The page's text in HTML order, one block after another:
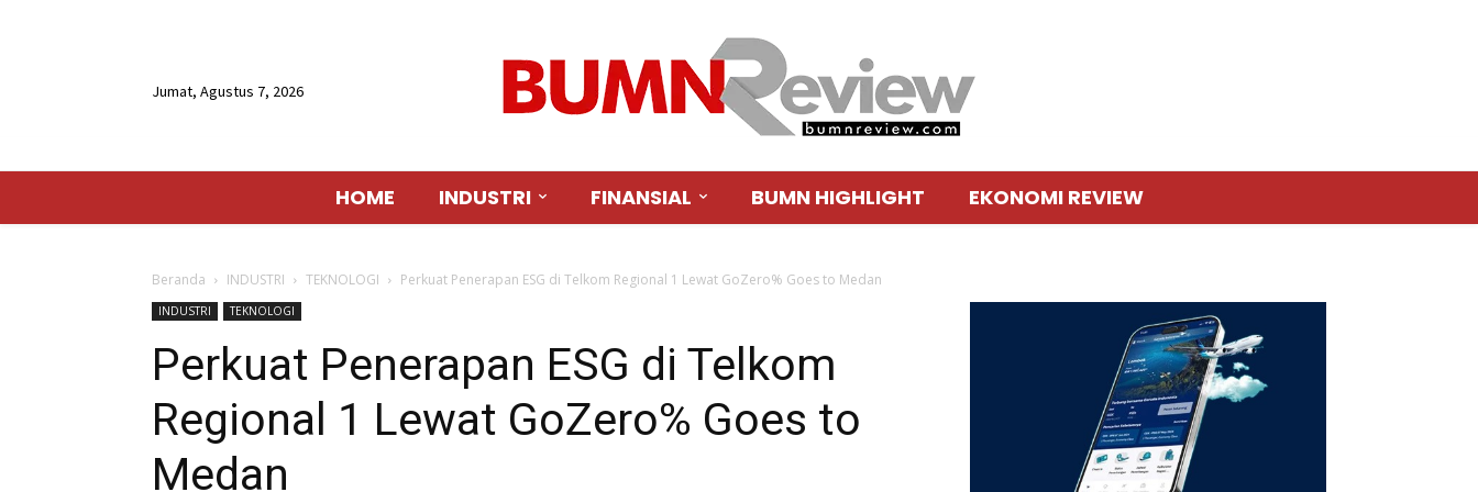
Jumat, Agustus 7, 2026
HOME INDUSTRI FINANSIAL BUMN HIGHLIGHT EKONOMI REVIEW
Beranda INDUSTRI TEKNOLOGI Perkuat Penerapan ESG di Telkom Regional 1 Lewat GoZero% Goes to Medan
INDUSTRI TEKNOLOGI
Perkuat Penerapan ESG di Telkom
Regional 1 Lewat GoZero% Goes to
Medan